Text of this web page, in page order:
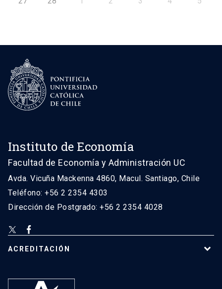
Instituto de Economía
Facultad de Economía y Administración UC
Avda. Vicuña Mackenna 4860, Macul. Santiago, Chile
Teléfono: +56 2 2354 4303
Dirección de Postgrado: +56 2 2354 4028
ACREDITACIÓN